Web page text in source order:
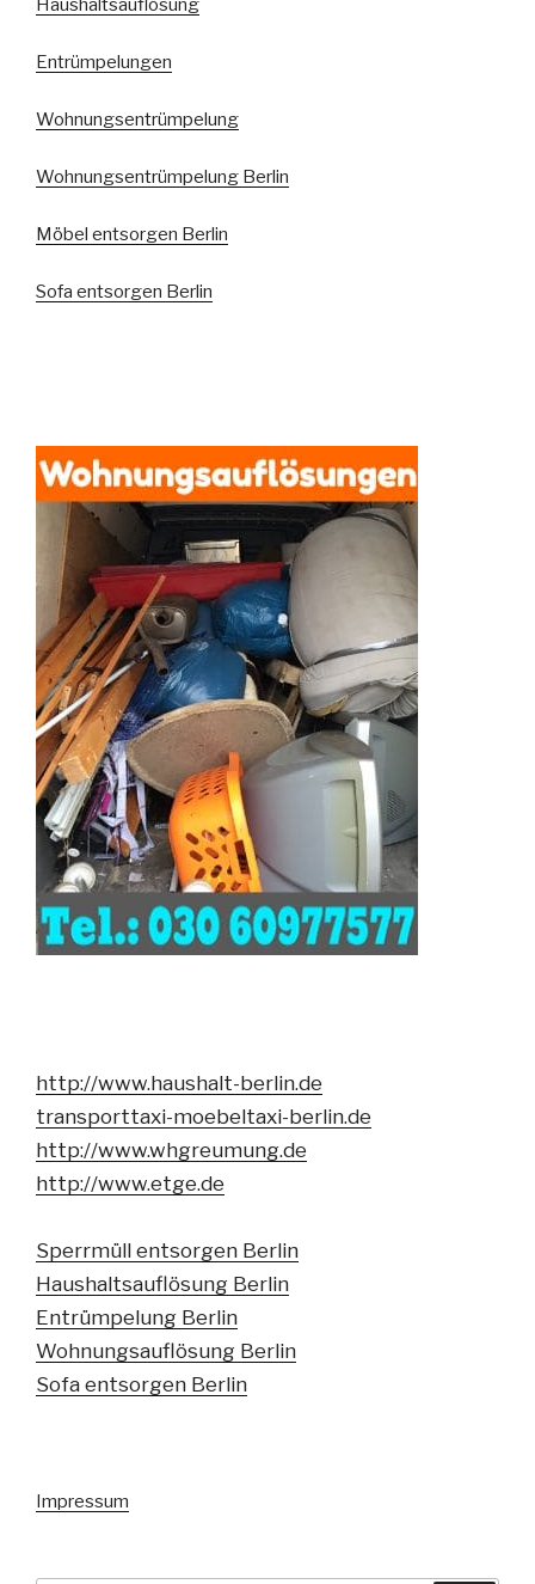
Haushaltsauflösung
Entrümpelungen
Wohnungsentrümpelung
Wohnungsentrümpelung Berlin
Möbel entsorgen Berlin
Sofa entsorgen Berlin
http://www.haushalt-berlin.de
transporttaxi-moebeltaxi-berlin.de
http://www.whgreumung.de
http://www.etge.de
Sperrmüll entsorgen Berlin
Haushaltsauflösung Berlin
Entrümpelung Berlin
Wohnungsauflösung Berlin
Sofa entsorgen Berlin
Impressum